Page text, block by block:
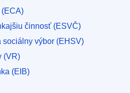
(ECA)
činnosť (ESVČ)
sociálny výbor (EHSV)
(VR)
(EIB)